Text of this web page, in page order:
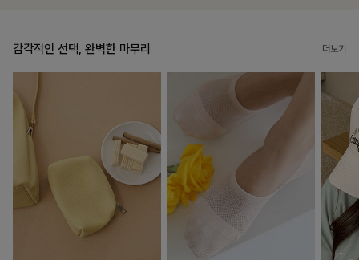
감각적인 선택, 완벽한 마무리 더보기